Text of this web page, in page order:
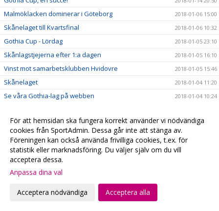
Malmöklacken dominerar i Göteborg 2018-01-06 15:00
Skånelaget till Kvartsfinal 2018-01-06 10:32
Gothia Cup - Lördag 2018-01-05 23:10
Skånlagstjejerna efter 1:a dagen 2018-01-05 16:10
Vinst mot samarbetsklubben Hvidovre 2018-01-05 15:46
Skånelaget 2018-01-04 11:20
Se våra Gothia-lag på webben 2018-01-04 10:24
#fbcfamiljen goes Gothia 2018-01-02 20:58
God Jul & Gott Nytt År 2017-12-23 20:13
Kansliet håller stängd 2017-12-22 20:28
Hyllade VM-hjältar
Julklappstips 2 - Hushållsnära tjänster till medlemspriser
Damerna vidare i SkM
För att hemsidan ska fungera korrekt använder vi nödvändiga
cookies från SportAdmin. Dessa går inte att stänga av.
Föreningen kan också använda frivilliga cookies, t.ex. för
statistik eller marknadsföring. Du väljer själv om du vill
acceptera dessa.
Anpassa dina val
Acceptera nödvändiga Acceptera alla